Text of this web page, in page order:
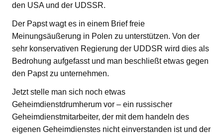
den USA und der UDSSR.
Der Papst wagt es in einem Brief freie
Meinungsäußerung in Polen zu unterstützen. Von der
sehr konservativen Regierung der UDDSR wird dies als
Bedrohung aufgefasst und man beschließt etwas gegen
den Papst zu unternehmen.
Jetzt stelle man sich noch etwas
Geheimdienstdrumherum vor – ein russischer
Geheimdienstmitarbeiter, der mit dem handeln des
eigenen Geheimdienstes nicht einverstanden ist und der